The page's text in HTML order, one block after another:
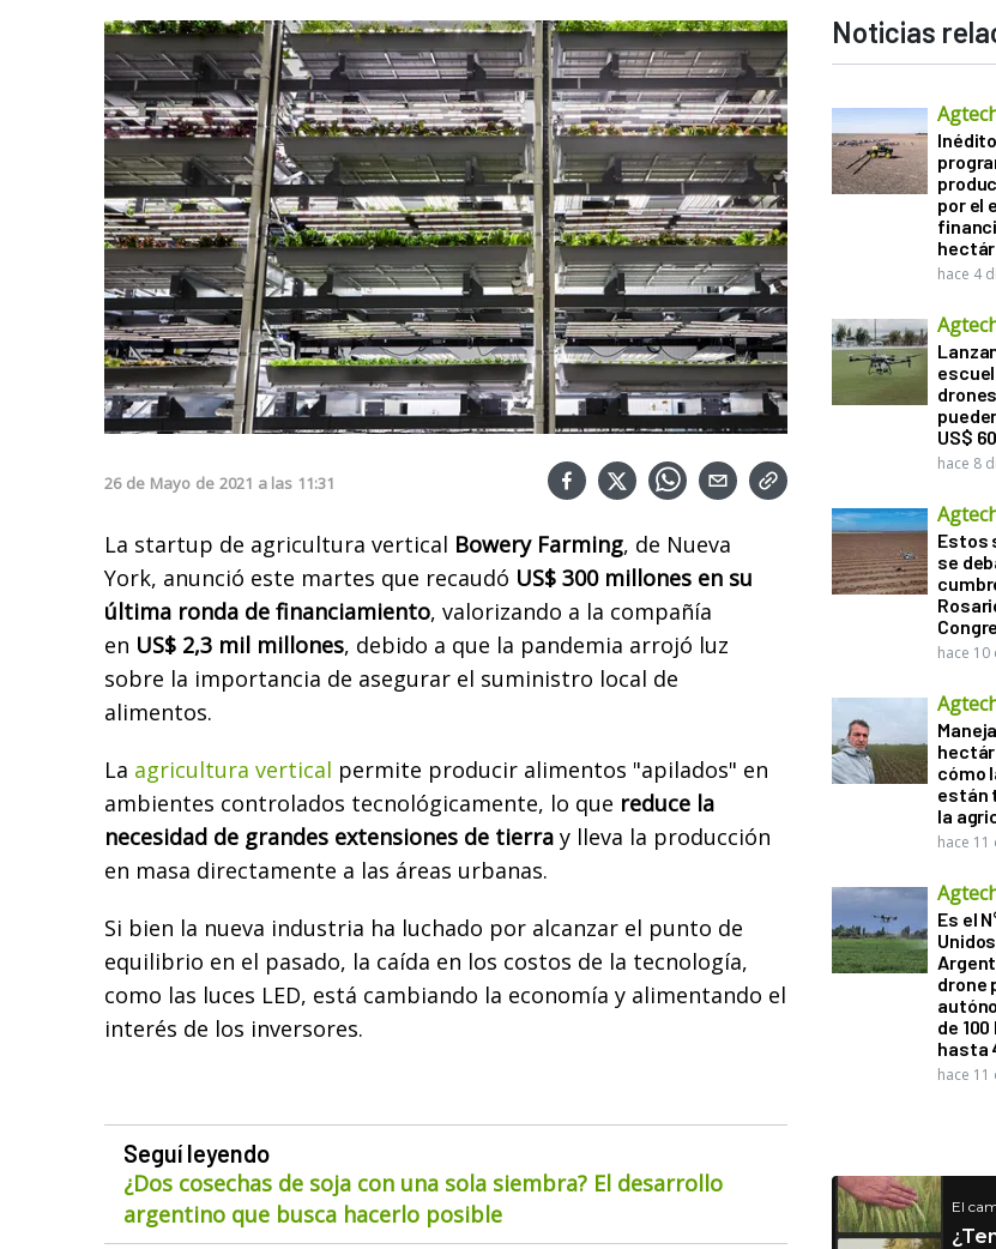
26 de Mayo de 2021 a las 11:31
La startup de agricultura vertical Bowery Farming, de Nueva
York, anunció este martes que recaudó US$ 300 millones en su
última ronda de financiamiento, valorizando a la compañía
en US$ 2,3 mil millones, debido a que la pandemia arrojó luz
sobre la importancia de asegurar el suministro local de
alimentos.
La agricultura vertical permite producir alimentos "apilados" en
ambientes controlados tecnológicamente, lo que reduce la
necesidad de grandes extensiones de tierra y lleva la producción
en masa directamente a las áreas urbanas.
Si bien la nueva industria ha luchado por alcanzar el punto de
equilibrio en el pasado, la caída en los costos de la tecnología,
como las luces LED, está cambiando la economía y alimentando el
interés de los inversores.
Seguí leyendo
¿Dos cosechas de soja con una sola siembra? El desarrollo
argentino que busca hacerlo posible
Noticias
por el
hace 4
US$
hace 8
Estos
se
hace 10
cómo
están
la
hace 11
Es el
drone
de
hasta
hace 11
El